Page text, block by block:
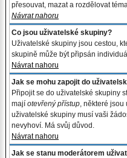
přesouvat, mazat a rozdělovat
Návrat nahoru
Co jsou uživatelské skupiny?
Uživatelské skupiny jsou cestou,
skupině může být připsán
Návrat nahoru
Jak se mohu zapojit do
Připojit se do uživatelské skupiny
mají otevřený přístup, některé jsou
uživatelské skupiny musí vaši
nevyhoví. Má svůj důvod.
Návrat nahoru
Jak se stanu moderátorem